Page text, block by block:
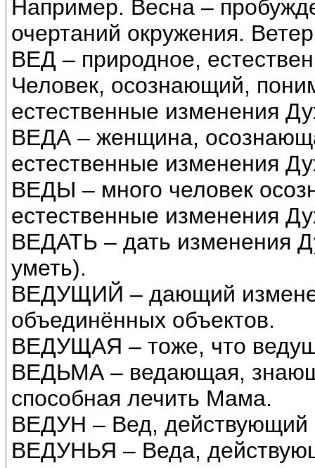
Например. Весна –
очертаний окружения.
ВЕД – природное,
Человек, осознающий,
естественные изменения
ВЕДА – женщина,
естественные изменения
ВЕДЫ – много человек
естественные изменения
ВЕДАТЬ – дать изменения
уметь).
ВЕДУЩИЙ – дающий
объединённых объектов.
ВЕДУЩАЯ – тоже, что
ВЕДЬМА – ведающая,
способная лечить Мама.
ВЕДУН – Вед, действующий
ВЕДУНЬЯ – Веда,